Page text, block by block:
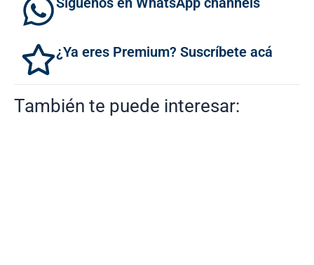
¿Ya eres Premium? Suscríbete acá
También te puede interesar: